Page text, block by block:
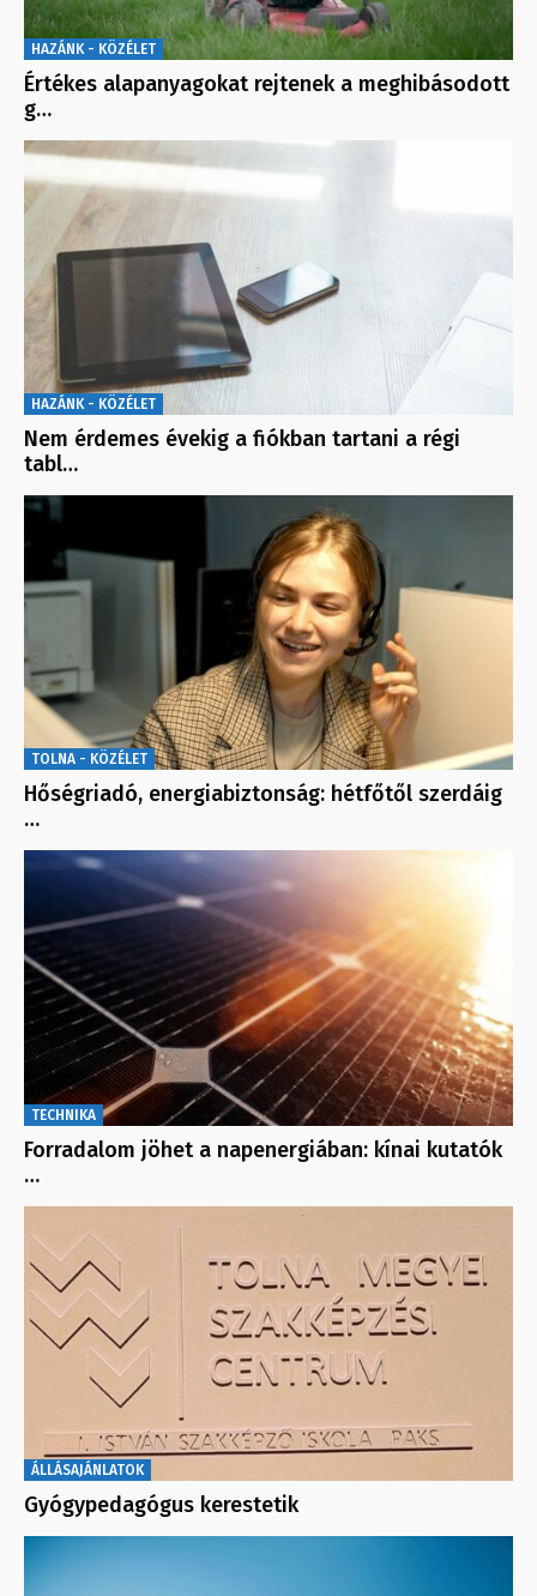
HAZÁNK - KÖZÉLET
Értékes alapanyagokat rejtenek a meghibásodott
g…
HAZÁNK - KÖZÉLET
Nem érdemes évekig a fiókban tartani a régi
tabl…
TOLNA - KÖZÉLET
Hőségriadó, energiabiztonság: hétfőtől szerdáig
…
TECHNIKA
Forradalom jöhet a napenergiában: kínai kutatók
…
ÁLLÁSAJÁNLATOK
Gyógypedagógus kerestetik